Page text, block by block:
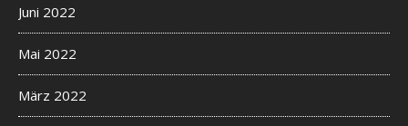
Juni 2022
Mai 2022
März 2022